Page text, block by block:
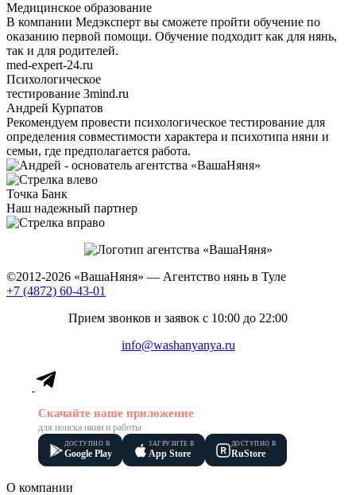
Медицинское образование
В компании Медэксперт вы сможете пройти обучение по
оказанию первой помощи. Обучение подходит как для нянь,
так и для родителей.
med-expert-24.ru
Психологическое
тестирование 3mind.ru
Андрей Курпатов
Рекомендуем провести психологическое тестирование для
определения совместимости характера и психотипа няни и
семьи, где предполагается работа.
Точка Банк
Наш надежный партнер
©2012-2026 «ВашаНяня» — Агентство нянь в Туле
+7 (4872) 60-43-01
Прием звонков и заявок с 10:00 до 22:00
info@washanyanya.ru
Скачайте наше приложение
для поиска няни и работы
ДОСТУПНО В
Google Play
ЗАГРУЗИТЕ В
App Store
ДОСТУПНО В
RuStore
О компании